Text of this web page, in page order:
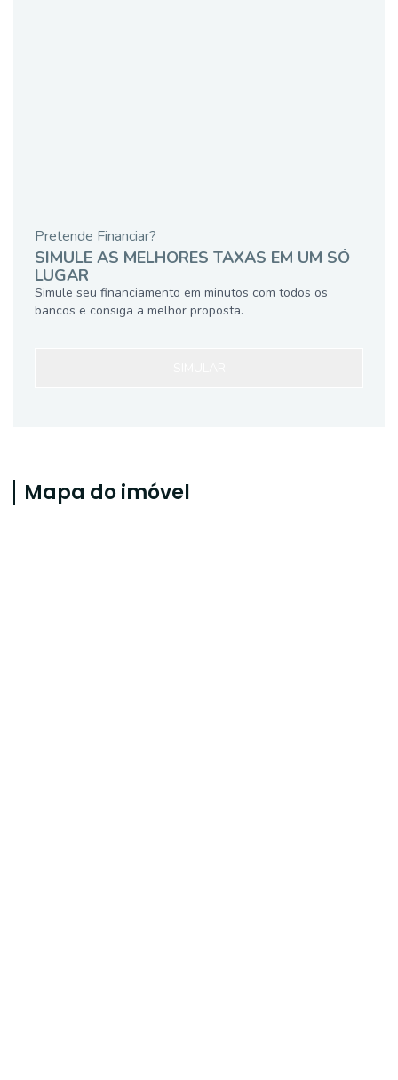
Pretende Financiar?
SIMULE AS MELHORES TAXAS EM UM SÓ
LUGAR
Simule seu financiamento em minutos com todos os
bancos e consiga a melhor proposta.
Mapa do imóvel